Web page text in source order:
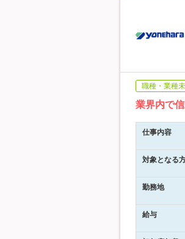
職種・業種
業界内で
仕事内容
対象となる
勤務地
給与